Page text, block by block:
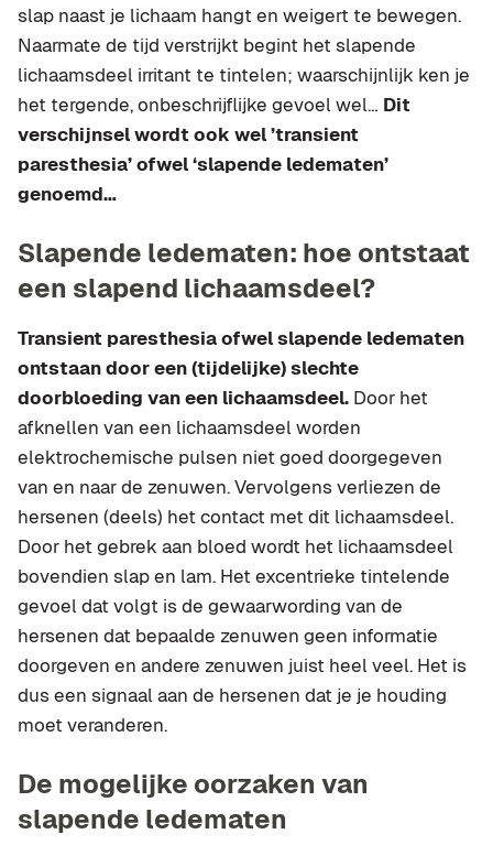
slap naast je lichaam hangt en weigert te bewegen.
Naarmate de tijd verstrijkt begint het slapende
lichaamsdeel irritant te tintelen; waarschijnlijk ken je
het tergende, onbeschrijflijke gevoel wel… Dit
verschijnsel wordt ook wel ’transient
paresthesia’ ofwel ‘slapende ledematen’
genoemd…
Slapende ledematen: hoe ontstaat
een slapend lichaamsdeel?
Transient paresthesia ofwel slapende ledematen
ontstaan door een (tijdelijke) slechte
doorbloeding van een lichaamsdeel. Door het
afknellen van een lichaamsdeel worden
elektrochemische pulsen niet goed doorgegeven
van en naar de zenuwen. Vervolgens verliezen de
hersenen (deels) het contact met dit lichaamsdeel.
Door het gebrek aan bloed wordt het lichaamsdeel
bovendien slap en lam. Het excentrieke tintelende
gevoel dat volgt is de gewaarwording van de
hersenen dat bepaalde zenuwen geen informatie
doorgeven en andere zenuwen juist heel veel. Het is
dus een signaal aan de hersenen dat je je houding
moet veranderen.
De mogelijke oorzaken van
slapende ledematen